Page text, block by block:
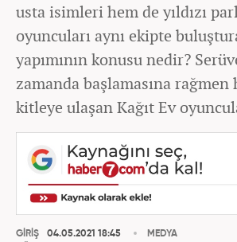
usta isimleri hem de yıldızı
oyuncuları aynı ekipte
yapımının konusu nedir?
zamanda başlamasına rağmen
kitleye ulaşan Kağıt Ev
GİRİŞ
04.05.2021 18:45
MEDYA